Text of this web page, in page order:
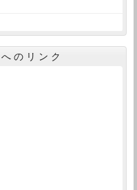
のリンク